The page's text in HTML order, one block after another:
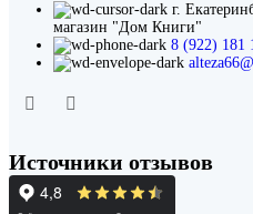
г.
магазин "Дом Книги"
8 (922) 181
Источники отзывов